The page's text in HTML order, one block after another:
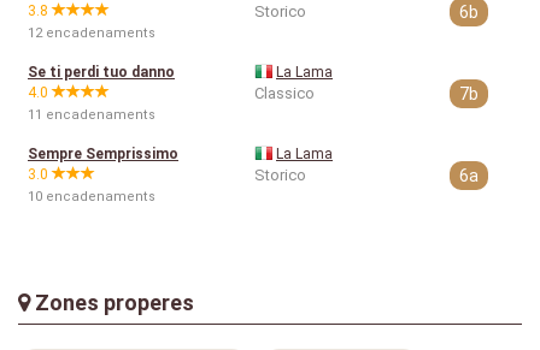
3.8
12 encadenaments
Storico 6b
Se ti perdi tuo danno
4.0
11 encadenaments
La Lama
Classico 7b
Sempre Semprissimo
3.0
10 encadenaments
La Lama
Storico 6a
Zones properes